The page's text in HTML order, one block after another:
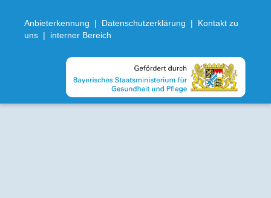
Anbieterkennung | Datenschutzerklärung | Kontakt zu
uns | interner Bereich